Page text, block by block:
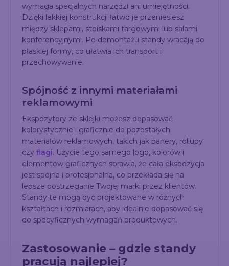
wymaga specjalnych narzędzi ani umiejętności.
Dzięki lekkiej konstrukcji łatwo je przeniesiesz
między sklepami, stoiskami targowymi lub salami
konferencyjnymi. Po demontażu standy wracają do
płaskiej formy, co ułatwia ich transport i
przechowywanie.
Spójność z innymi materiałami
reklamowymi
Ekspozytory ze sklejki możesz dopasować
kolorystycznie i graficznie do pozostałych
materiałów reklamowych, takich jak banery, rollupy
czy flagi. Użycie tego samego logo, kolorów i
elementów graficznych sprawia, że cała ekspozycja
jest spójna i profesjonalna, co przekłada się na
lepsze postrzeganie Twojej marki przez klientów.
Standy te mogą być projektowane w różnych
kształtach i rozmiarach, aby idealnie dopasować się
do specyficznych wymagań produktowych.
Zastosowanie – gdzie standy
pracują najlepiej?